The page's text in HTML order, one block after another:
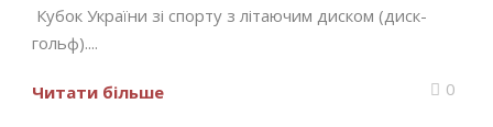
Кубок України зі спорту з літаючим диском (диск-
гольф)....
Читати більше 0